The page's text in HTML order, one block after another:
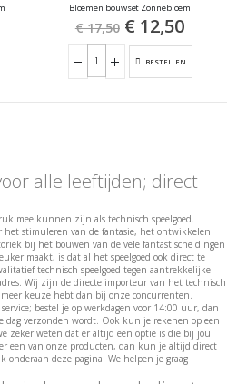
Bloemen bouwset Zonnebloem
€ 17,50 Special
Price
€ 12,50
BESTELLEN
alle leeftijden; direct
mee kunnen zijn als technisch speelgoed.
het stimuleren van de fantasie, het ontwikkelen
bij het bouwen van de vele fantastische dingen
maakt, is dat al het speelgoed ook direct te
technisch speelgoed tegen aantrekkelijke
Wij zijn de directe importeur van het technisch
keuze hebt dan bij onze concurrenten.
bestel je op werkdagen voor 14:00 uur, dan
dag verzonden wordt. Ook kun je rekenen op een
zeker weten dat er altijd een optie is die bij jou
een van onze producten, dan kun je altijd direct
onderaan deze pagina. We helpen je graag